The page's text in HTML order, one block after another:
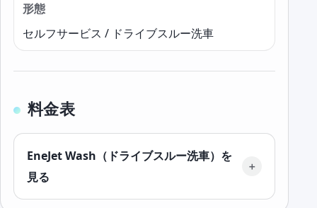
形態
セルフサービス / ドライブスルー洗車
料金表
EneJet Wash（ドライブスルー洗車）を
見る